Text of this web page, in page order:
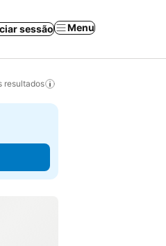
sessão Menu
resultados